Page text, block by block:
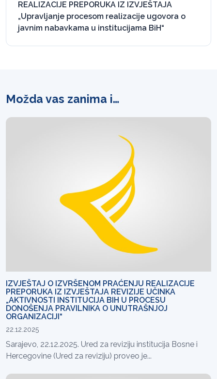
REALIZACIJE PREPORUKA IZ IZVJEŠTAJA
„Upravljanje procesom realizacije ugovora o
javnim nabavkama u institucijama BiH“
Možda vas zanima i…
IZVJEŠTAJ O IZVRŠENOM PRAĆENJU REALIZACIJE
PREPORUKA IZ IZVJEŠTAJA REVIZIJE UČINKA
„AKTIVNOSTI INSTITUCIJA BIH U PROCESU
DONOŠENJA PRAVILNIKA O UNUTRAŠNJOJ
ORGANIZACIJI“
22.12.2025
Sarajevo, 22.12.2025. Ured za reviziju institucija Bosne i
Hercegovine (Ured za reviziju) proveo je...